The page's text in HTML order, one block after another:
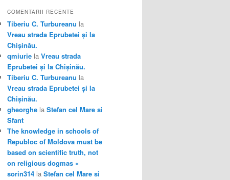
COMENTARII RECENTE
Tiberiu C. Turbureanu la
Vreau strada Eprubetei și la
Chișinău.
qmiurie la Vreau strada
Eprubetei și la Chișinău.
Tiberiu C. Turbureanu la
Vreau strada Eprubetei și la
Chișinău.
gheorghe la Stefan cel Mare si
Sfant
The knowledge in schools of
Republoc of Moldova must be
based on scientific truth, not
on religious dogmas «
sorin314 la Stefan cel Mare si